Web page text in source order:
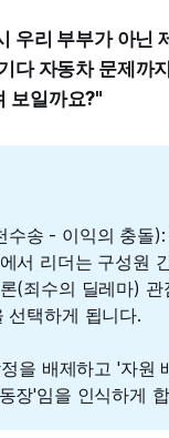
우리 부부가 아닌
다 자동차 문제까
보일까요?"
수송 - 이익의 충돌
서 리더는 구성원
(죄수의 딜레마)
선택하게 됩니다.
을 배제하고 '자원
장'임을 인식하게